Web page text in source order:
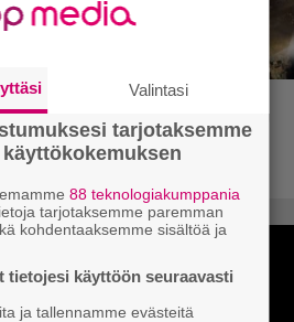
Ghost Recon -
mukaan
Valintasi
tarjotaksemme
88 teknologiakumppania
tarjotaksemme paremman
kohdentaaksemme sisältöä ja
tietojesi käyttöön seuraavasti
ja tallennamme evästeitä